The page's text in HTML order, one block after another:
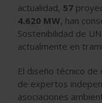
actualidad, 57
4.620 MW, han
Sostenibilidad de
actualmente en
El diseño técnico
de expertos
asociaciones